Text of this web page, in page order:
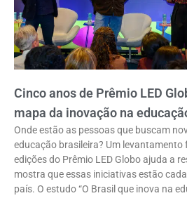
Cinco anos de Prêmio LED
mapa da inovação na
Onde estão as pessoas que buscam
educação brasileira? Um levantamento
edições do Prêmio LED Globo ajuda a
mostra que essas iniciativas estão
país. O estudo “O Brasil que inova na